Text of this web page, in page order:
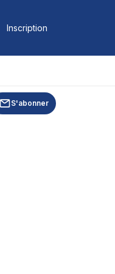
Inscription
S'abonner